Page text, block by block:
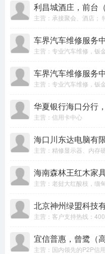
利昌城酒庄，前台
车界汽车维修服务
车界汽车维修服务
华夏银行海口分行
主营：信用卡中心
海口川东达电脑有
海南森林王红木家
北京神州绿盟科技
主营：客户支持热线：
宜信普惠，曾鹭（
主营：国内领先的P2P信